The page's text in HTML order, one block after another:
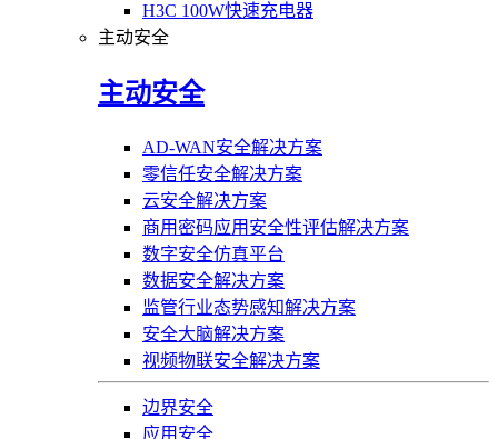
H3C 100W快速充电器
主动安全
主动安全
AD-WAN安全解决方案
零信任安全解决方案
云安全解决方案
商用密码应用安全性评估解决方案
数字安全仿真平台
数据安全解决方案
监管行业态势感知解决方案
安全大脑解决方案
视频物联安全解决方案
边界安全
应用安全